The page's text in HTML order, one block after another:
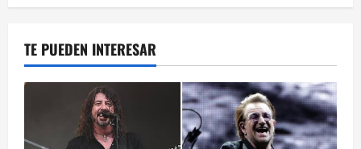
TE PUEDEN INTERESAR